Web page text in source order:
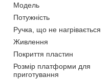
Мoдель
Потужність
Ручка, що не нагрівається
Живлення
Покриття пластин
Розмір платформи для
приготування